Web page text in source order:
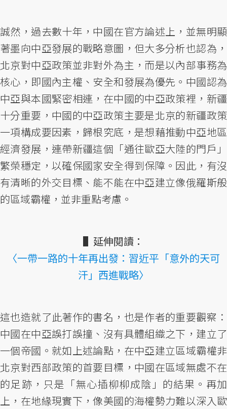
誠然，過去數十年，中國在官方論述上，並無明顯
著墨向中亞發展的戰略意圖，但大多分析也認為，
北京對中亞政策並非對外為主，而是以內部事務為
核心，即國內主權、安全和發展為優先。中國認為
中亞與本國緊密相連，在中國的中亞政策裡，新疆
十分重要，中國的中亞政策主要是北京的新疆政策
一項構成要因素，歸根究底，是想藉推動中亞地區
經濟發展，連帶新疆這個「通往歐亞大陸的門戶」
繁榮穩定，以確保國家安全得到保障。因此，有沒
有清晰的外交目標、能不能在中亞建立像俄羅斯般
的區域霸權，並非重點考慮。
▌延伸閱讀：
〈一帶一路的十年再出發：習近平「意外的天可
汗」西進戰略〉
這也造就了此著作的書名，也是作者的重要觀察：
中國在中亞誤打誤撞、沒有具體組織之下，建立了
一個帝國。就如上述論點，在中亞建立區域霸權非
北京對西部政策的首要目標，中國在區域無處不在
的足跡，只是「無心插柳柳成陰」的結果。再加
上，在地緣現實下，像美國的海權勢力難以深入歐